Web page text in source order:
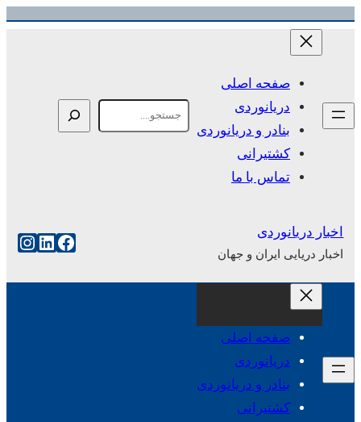
رفتن
صفحه اصلی
دریانوردی
بنادر و دریانوردی
کشتیرانی
تماس با ما
اخبار دریانوردی
اخبار دریایی ایران و جهان
فیس‌بوک
صفحه اصلی
دریانوردی
بنادر و دریانوردی
کشتیرانی